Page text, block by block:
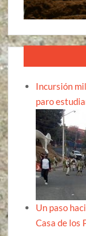
Incursión
paro
Un paso
Casa de los